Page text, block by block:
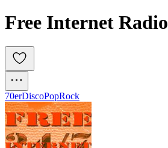
Free Internet Radio
70erDiscoPopRock